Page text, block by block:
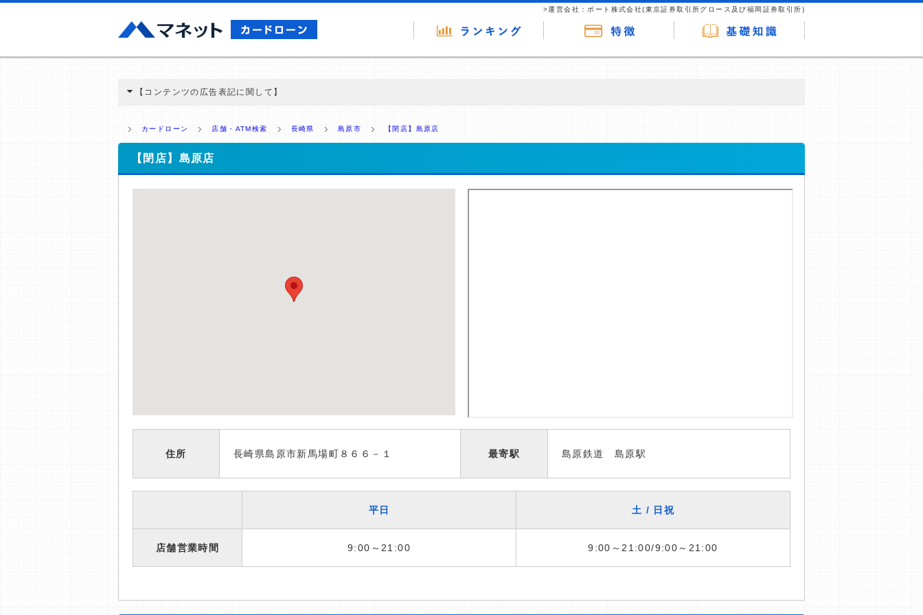
>運営会社：ポート株式会社(東京証券取引所グロース及び福岡証券取引所)
【コンテンツの広告表記に関して】
ミ収集などに基づき、公平性を担保した情報提供を行っています。
>提携企業一覧
カードローン 店舗・ATM検索 長崎県 島原市 【閉店】島原店
【閉店】島原店
住所 長崎県島原市新馬場町８６６－１ 最寄駅 島原鉄道 島原駅
平日 土 / 日祝
店舗営業時間 9:00～21:00 9:00～21:00/9:00～21:00